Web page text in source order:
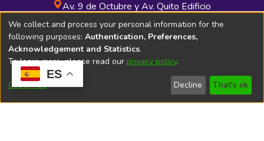
ES
Av. 9 de Octubre y Av. Quito Edificio
INDUAUTO - Planta baja
Soporte Técnico Bibliolatino.com
We collect and process your personal information for the
following purposes: Authentication, Preferences,
Acknowledgement and Statistics.
To learn more, please read our privacy policy.
Customize Decline That's ok